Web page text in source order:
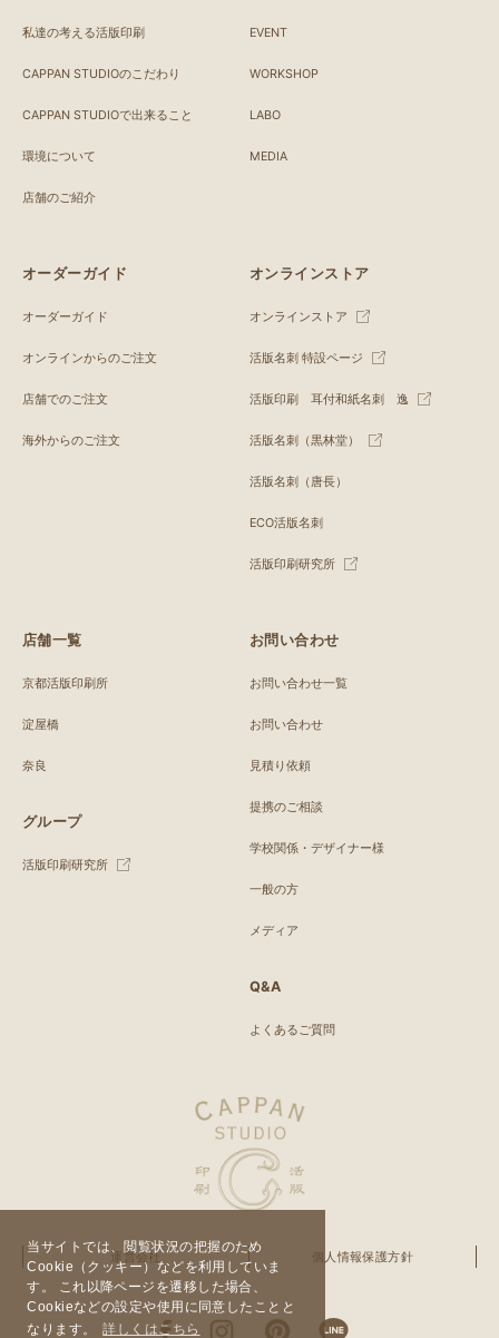
当サイトでは、閲覧状況の把握のため
Cookie（クッキー）などを利用していま
す。 これ以降ページを遷移した場合、
Cookieなどの設定や使用に同意したことと
なります。
詳しくはこちら
私達の考える活版印刷
CAPPAN STUDIOのこだわり
CAPPAN STUDIOで出来ること
環境について
店舗のご紹介
EVENT
WORKSHOP
LABO
MEDIA
オーダーガイド
オーダーガイド
オンラインからのご注文
店舗でのご注文
海外からのご注文
オンラインストア
オンラインストア
活版名刺 特設ページ
活版印刷 耳付和紙名刺 逸
活版名刺（黒林堂）
活版名刺（唐長）
ECO活版名刺
活版印刷研究所
店舗一覧
京都活版印刷所
淀屋橋
奈良
グループ
活版印刷研究所
お問い合わせ
お問い合わせ一覧
お問い合わせ
見積り依頼
提携のご相談
学校関係・デザイナー様
一般の方
メディア
Q&A
よくあるご質問
運営会社 個人情報保護方針